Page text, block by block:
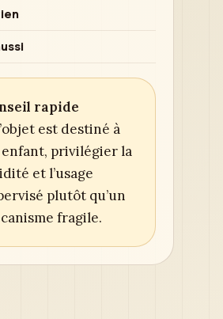
rapide
est destiné à
privilégier la
et l’usage
plutôt qu’un
fragile.